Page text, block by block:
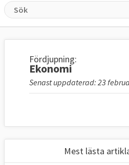
Fördjupning:
Ekonomi
Senast uppdaterad: 23
Mest lästa